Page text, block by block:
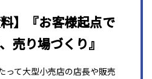
料】『お客様起点で
売り場づくり』
って大型小売店の店長や販売